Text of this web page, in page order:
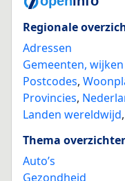
Regionale
Adressen
Gemeenten,
Postcodes,
Provincies,
Landen wereldwijd,
Thema
Auto’s
Gezondheid